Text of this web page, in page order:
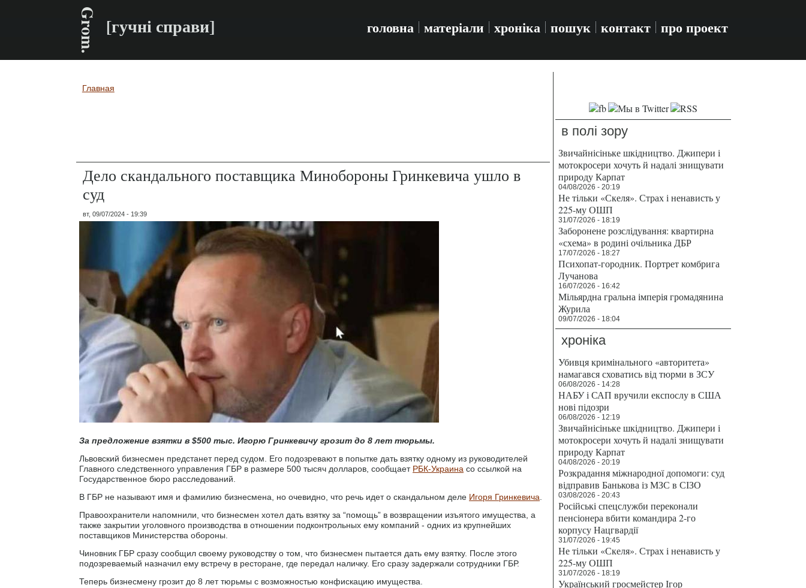
Grom. [гучні справи] головна матеріали хроніка пошук контакт про проект
Вы здесь
Главная
Дело скандального поставщика Минобороны Гринкевича ушло в
суд
вт, 09/07/2024 - 19:39
За предложение взятки в $500 тыс. Игорю Гринкевичу грозит до 8 лет тюрьмы.
Львовский бизнесмен предстанет перед судом. Его подозревают в попытке дать взятку одному из руководителей
Главного следственного управления ГБР в размере 500 тысяч долларов, сообщает РБК-Украина со ссылкой на
Государственное бюро расследований.
В ГБР не называют имя и фамилию бизнесмена, но очевидно, что речь идет о скандальном деле Игоря Гринкевича
Правоохранители напомнили, что бизнесмен хотел дать взятку за “помощь” в возвращении изъятого имущества, а
также закрытии уголовного производства в отношении подконтрольных ему компаний - одних из крупнейших
поставщиков Министерства обороны.
Чиновник ГБР сразу сообщил своему руководству о том, что бизнесмен пытается дать ему взятку. После этого
подозреваемый назначил ему встречу в ресторане, где передал наличку. Его сразу задержали сотрудники ГБР.
Теперь бизнесмену грозит до 8 лет тюрьмы с возможностью конфискацию имущества.
в полі зору
Звичайнісіньке шкідництво. Джипери і
мотокросери хочуть й надалі знищувати
природу Карпат
04/08/2026 - 20:19
Не тільки «Скеля». Страх і ненависть у
225-му ОШП
31/07/2026 - 18:19
Заборонене розслідування: квартирна
«схема» в родині очільника ДБР
17/07/2026 - 18:27
Психопат-городник. Портрет комбрига
Лучанова
16/07/2026 - 16:42
Мільярдна гральна імперія громадянина
Журила
09/07/2026 - 18:04
хроніка
Убивця кримінального «авторитета»
намагався сховатись від тюрми в ЗСУ
06/08/2026 - 14:28
НАБУ і САП вручили експослу в США
нові підозри
06/08/2026 - 12:19
Звичайнісіньке шкідництво. Джипери і
мотокросери хочуть й надалі знищувати
природу Карпат
04/08/2026 - 20:19
Розкрадання міжнародної допомоги: суд
відправив Банькова із МЗС в СІЗО
03/08/2026 - 20:43
Російські спецслужби переконали
пенсіонера вбити командира 2-го
корпусу Нацгвардії
31/07/2026 - 19:45
Не тільки «Скеля». Страх і ненависть у
225-му ОШП
31/07/2026 - 18:19
Український гросмейстер Ігор